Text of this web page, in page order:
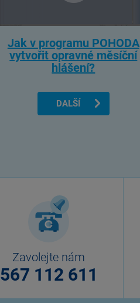
Jak v programu POHODA
vytvořit opravné měsíční
hlášení?
DALŠÍ
Zavolejte nám
567 112 611